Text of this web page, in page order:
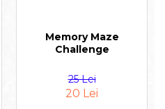
Memory Maze
Challenge
25 Lei
20 Lei